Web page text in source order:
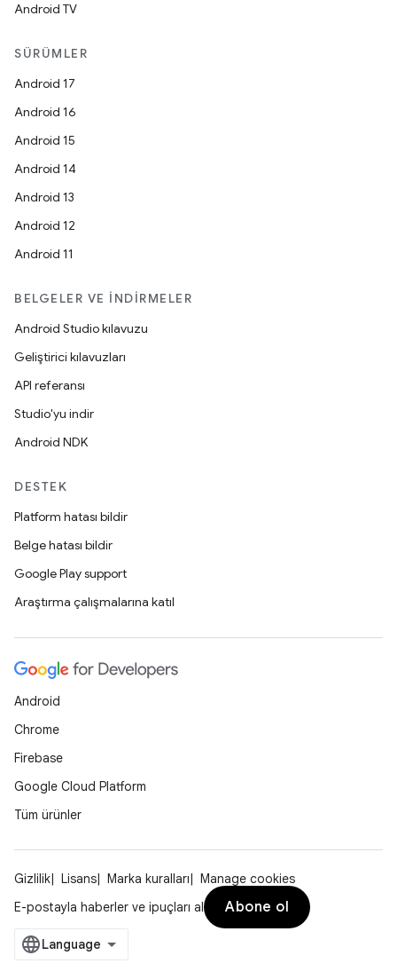
Android TV
SÜRÜMLER
Android 17
Android 16
Android 15
Android 14
Android 13
Android 12
Android 11
BELGELER VE İNDIRMELER
Android Studio kılavuzu
Geliştirici kılavuzları
API referansı
Studio'yu indir
Android NDK
DESTEK
Platform hatası bildir
Belge hatası bildir
Google Play support
Araştırma çalışmalarına katıl
Android
Chrome
Firebase
Google Cloud Platform
Tüm ürünler
Gizlilik Lisans Marka kuralları
Manage cookies
E-postayla haberler ve ipuçları al
Abone ol